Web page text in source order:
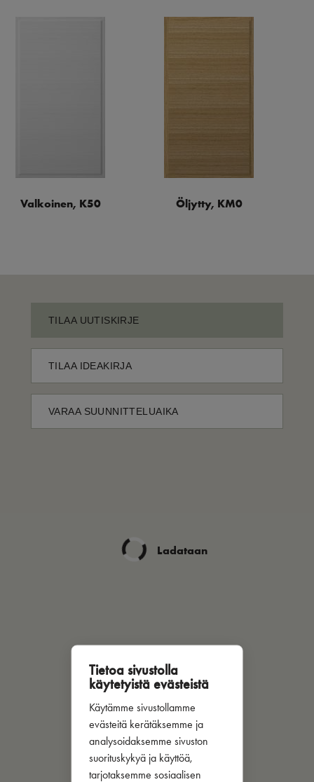
Tietoa sivustolla
käytetyistä evästeistä
Käytämme sivustollamme
evästeitä kerätäksemme ja
analysoidaksemme sivuston
suorituskykyä ja käyttöä,
tarjotaksemme sosiaalisen
Valkoinen, K50 Öljytty, KM0
TILAA UUTISKIRJE
TILAA IDEAKIRJA
VARAA SUUNNITTELUAIKA
Ladataan